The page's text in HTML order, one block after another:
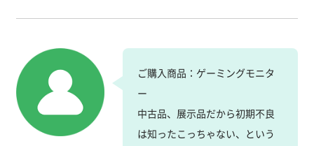
ご購入商品：ゲーミングモニタ
ー
中古品、展示品だから初期不良
は知ったこっちゃない、という